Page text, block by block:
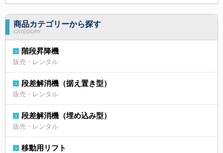
商品カテゴリーから探す
CATEGORY
階段昇降機
販売・レンタル
段差解消機（据え置き型）
販売・レンタル
段差解消機（埋め込み型）
販売・レンタル
移動用リフト